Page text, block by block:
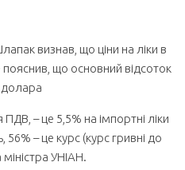
визнав, що ціни на ліки в
пояснив, що основний відсоток
долара
– це 5,5% на імпортні ліки
56% – це курс (курс гривні до
УНІАН.